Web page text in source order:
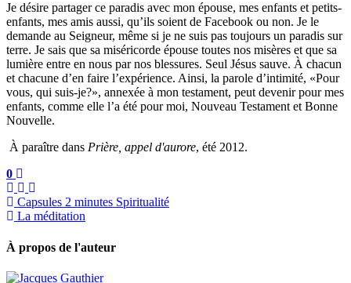
Je désire partager ce paradis avec mon épouse, mes enfants et petits-
enfants, mes amis aussi, qu’ils soient de Facebook ou non. Je le
demande au Seigneur, même si je ne suis pas toujours un paradis sur
terre. Je sais que sa miséricorde épouse toutes nos misères et que sa
lumière entre en nous par nos blessures. Seul Jésus sauve. À chacun
et chacune d’en faire l’expérience. Ainsi, la parole d’intimité, «Pour
vous, qui suis-je?», annexée à mon testament, peut devenir pour mes
enfants, comme elle l’a été pour moi, Nouveau Testament et Bonne
Nouvelle.
À paraître dans Prière, appel d'aurore, été 2012.
0
Capsules 2 minutes Spiritualité
La méditation
À propos de l'auteur